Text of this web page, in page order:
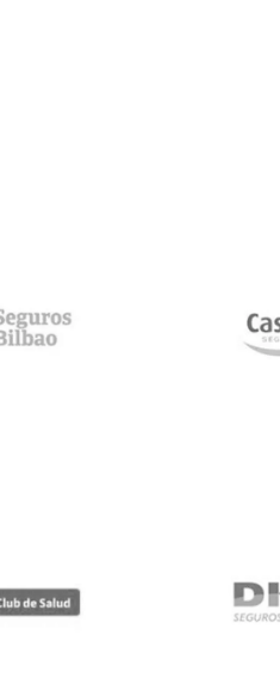
Bilbao Caser
Club de
DKV -